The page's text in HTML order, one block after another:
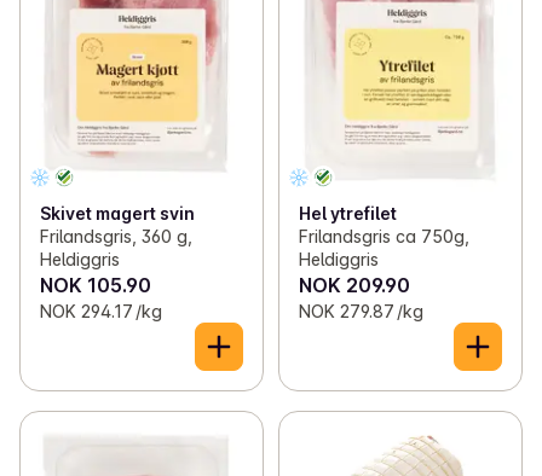
Skivet magert svin
Frilandsgris, 360 g,
Heldiggris
NOK 105.90
NOK 294.17 /kg
Hel ytrefilet
Frilandsgris ca 750g,
Heldiggris
NOK 209.90
NOK 279.87 /kg